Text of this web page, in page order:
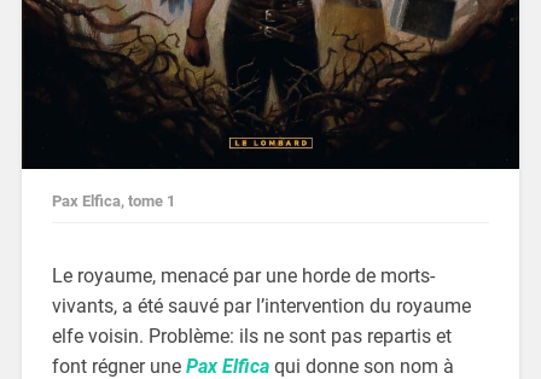
Pax Elfica, tome 1
Le royaume, menacé par une horde de morts-
vivants, a été sauvé par l’intervention du royaume
elfe voisin. Problème: ils ne sont pas repartis et
font régner une Pax Elficaqui donne son nom à